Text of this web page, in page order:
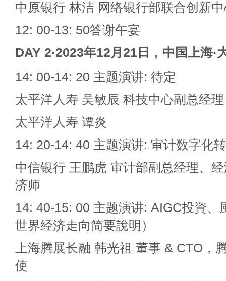
中原银行 林洁 网络银行部联合创新
12: 00-13: 50答谢午宴
DAY 2·2023年12月21日，中国上海·
14: 00-14: 20 主题演讲: 待定
太平洋人寿 吴敏辰 科技中心副总经理
太平洋人寿 谭炎
14: 20-14: 40 主题演讲: 审计数字化
中信银行 王鹏虎 审计部副总经理、
济师
14: 40-15: 00 主题演讲: AIGC投資、
世界经济走向简要說明）
上海腾展长融 韩光祖 董事 & CTO，
使